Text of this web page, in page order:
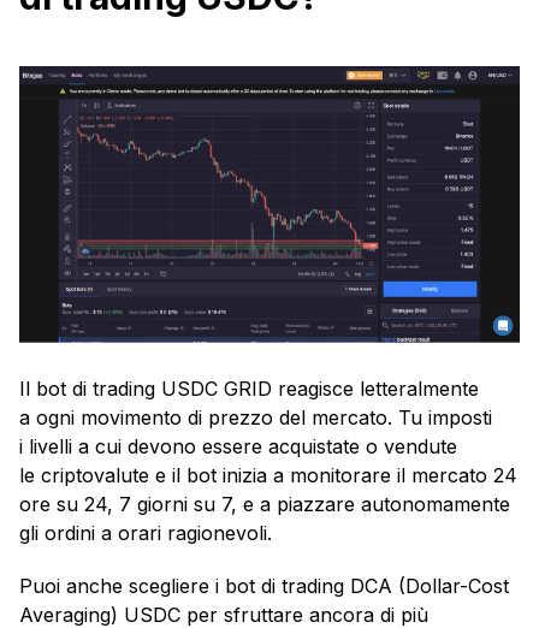
Il bot di trading USDC GRID reagisce letteralmente
a ogni movimento di prezzo del mercato. Tu imposti
i livelli a cui devono essere acquistate o vendute
le criptovalute e il bot inizia a monitorare il mercato 24
ore su 24, 7 giorni su 7, e a piazzare autonomamente
gli ordini a orari ragionevoli.
Puoi anche scegliere i bot di trading DCA (Dollar-Cost
Averaging) USDC per sfruttare ancora di più